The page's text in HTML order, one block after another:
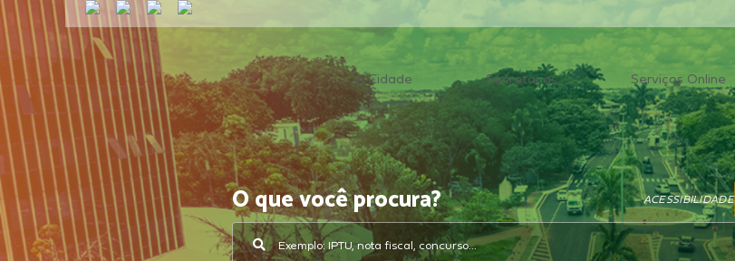
A Cidade Secretarias Serviços Online
O que você procura? ACESSIBILIDADE